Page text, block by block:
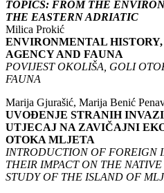
TOPICS: FROM THE
THE EASTERN ADRIATIC
Milica Prokić
ENVIRONMENTAL
AGENCY AND FAUNA
POVIJEST OKOLIŠA, GOLI
FAUNA
Marija Gjurašić, Marija Benić
UVOĐENJE STRANIH
UTJECAJ NA ZAVIČAJNI
OTOKA MLJETA
INTRODUCTION OF FOREIGN
THEIR IMPACT ON THE
STUDY OF THE ISLAND OF